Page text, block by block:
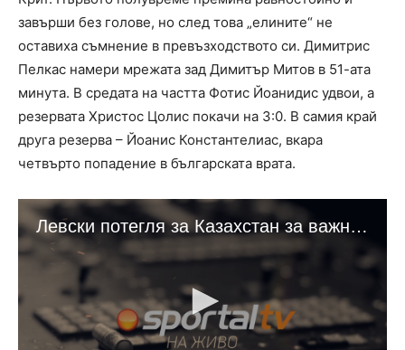
завърши без голове, но след това „елините“ не
оставиха съмнение в превъзходството си. Димитрис
Пелкас намери мрежата зад Димитър Митов в 51-ата
минута. В средата на частта Фотис Йоанидис удвои, а
резервата Христос Цолис покачи на 3:0. В самия край
друга резерва – Йоанис Константелиас, вкара
четвърто попадение в българската врата.